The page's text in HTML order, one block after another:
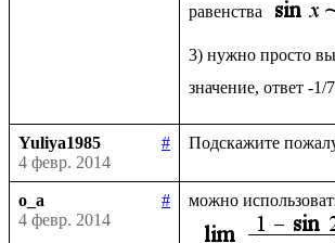
равенства
3) нужно просто
Yuliya1985
#
4 февр. 2014
o_a
#
4 февр. 2014
можно